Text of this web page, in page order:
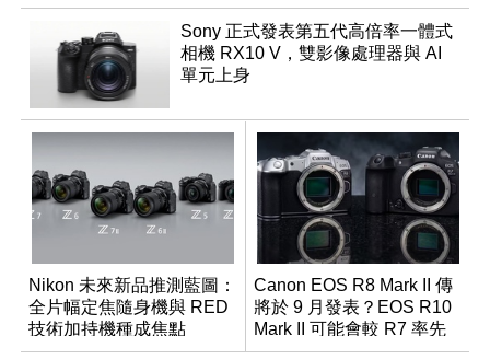
Sony 正式發表第五代高倍率一體式
相機 RX10 V，雙影像處理器與 AI
單元上身
Nikon 未來新品推測藍圖：
全片幅定焦隨身機與 RED
技術加持機種成焦點
Canon EOS R8 Mark II 傳
將於 9 月發表？EOS R10
Mark II 可能會較 R7 率先
推出